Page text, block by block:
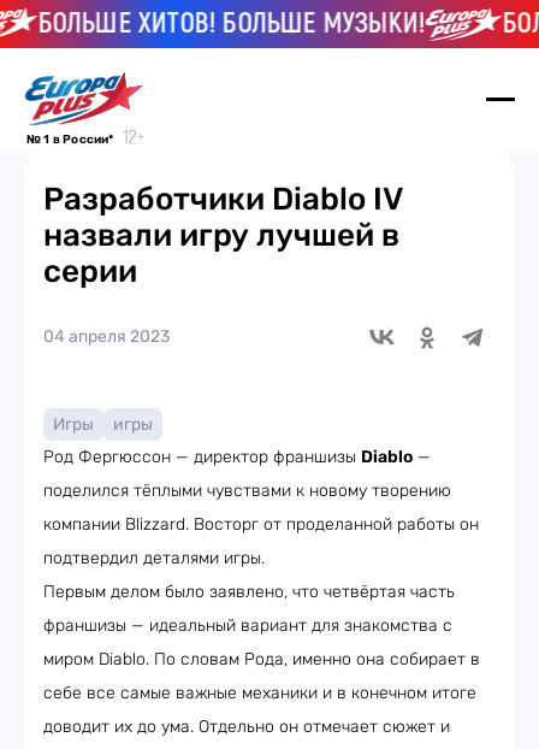
БОЛЬШЕ ХИТОВ! БОЛЬШЕ МУЗЫКИ!
№ 1 в России*
Разработчики Diablo IV
назвали игру лучшей в
серии
04 апреля 2023
Игры
игры
Род Фергюссон — директор франшизы Diablo —
поделился тёплыми чувствами к новому творению
компании Blizzard. Восторг от проделанной работы он
подтвердил деталями игры.
Первым делом было заявлено, что четвёртая часть
франшизы — идеальный вариант для знакомства с
миром Diablo. По словам Рода, именно она собирает в
себе все самые важные механики и в конечном итоге
доводит их до ума. Отдельно он отмечает сюжет и